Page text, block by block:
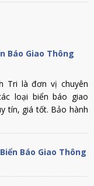
Báo Giao Thông
Tri là đơn vị chuyên
loại biển báo giao
tín, giá tốt. Bảo hành
Báo Giao Thông